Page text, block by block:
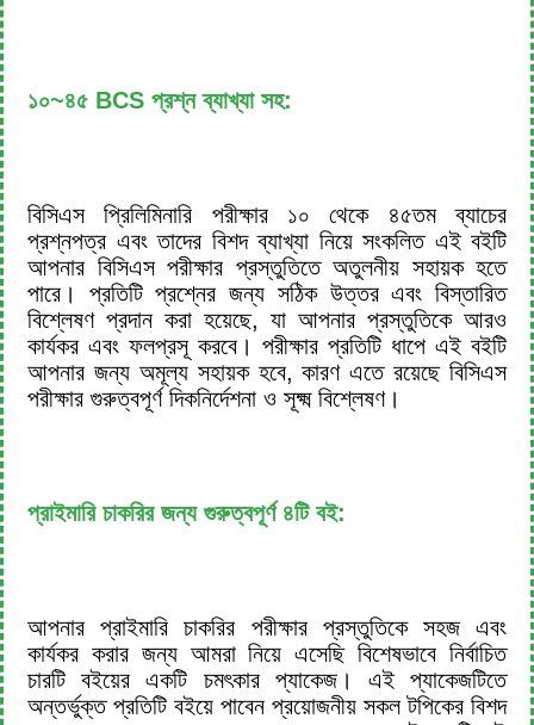
১০~৪৫ BCS প্রশ্ন ব্যাখ্যা সহ:
বিসিএস প্রিলিমিনারি পরীক্ষার ১০ থেকে ৪৫তম ব্যাচের
প্রশ্নপত্র এবং তাদের বিশদ ব্যাখ্যা নিয়ে সংকলিত এই বইটি
আপনার বিসিএস পরীক্ষার প্রস্তুতিতে অতুলনীয় সহায়ক হতে
পারে। প্রতিটি প্রশ্নের জন্য সঠিক উত্তর এবং বিস্তারিত
বিশ্লেষণ প্রদান করা হয়েছে, যা আপনার প্রস্তুতিকে আরও
কার্যকর এবং ফলপ্রসূ করবে। পরীক্ষার প্রতিটি ধাপে এই বইটি
আপনার জন্য অমূল্য সহায়ক হবে, কারণ এতে রয়েছে বিসিএস
পরীক্ষার গুরুত্বপূর্ণ দিকনির্দেশনা ও সূক্ষ্ম বিশ্লেষণ।
প্রাইমারি চাকরির জন্য গুরুত্বপূর্ণ ৪টি বই:
আপনার প্রাইমারি চাকরির পরীক্ষার প্রস্তুতিকে সহজ এবং
কার্যকর করার জন্য আমরা নিয়ে এসেছি বিশেষভাবে নির্বাচিত
চারটি বইয়ের একটি চমৎকার প্যাকেজ। এই প্যাকেজটিতে
অন্তর্ভুক্ত প্রতিটি বইয়ে পাবেন প্রয়োজনীয় সকল টপিকের বিশদ